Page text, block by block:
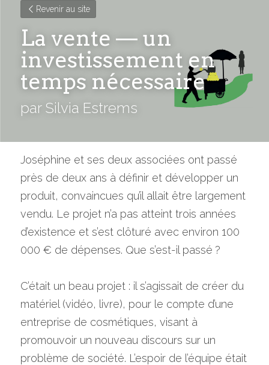
Revenir au site
La vente — un
investissement en
temps nécessaire
par Silvia Estrems
Joséphine et ses deux associées ont passé
près de deux ans à définir et développer un
produit, convaincues qu’il allait être largement
vendu. Le projet n’a pas atteint trois années
d’existence et s’est clôturé avec environ 100
000 € de dépenses. Que s’est-il passé ?
C’était un beau projet : il s’agissait de créer du
matériel (vidéo, livre), pour le compte d’une
entreprise de cosmétiques, visant à
promouvoir un nouveau discours sur un
problème de société. L’espoir de l’équipe était